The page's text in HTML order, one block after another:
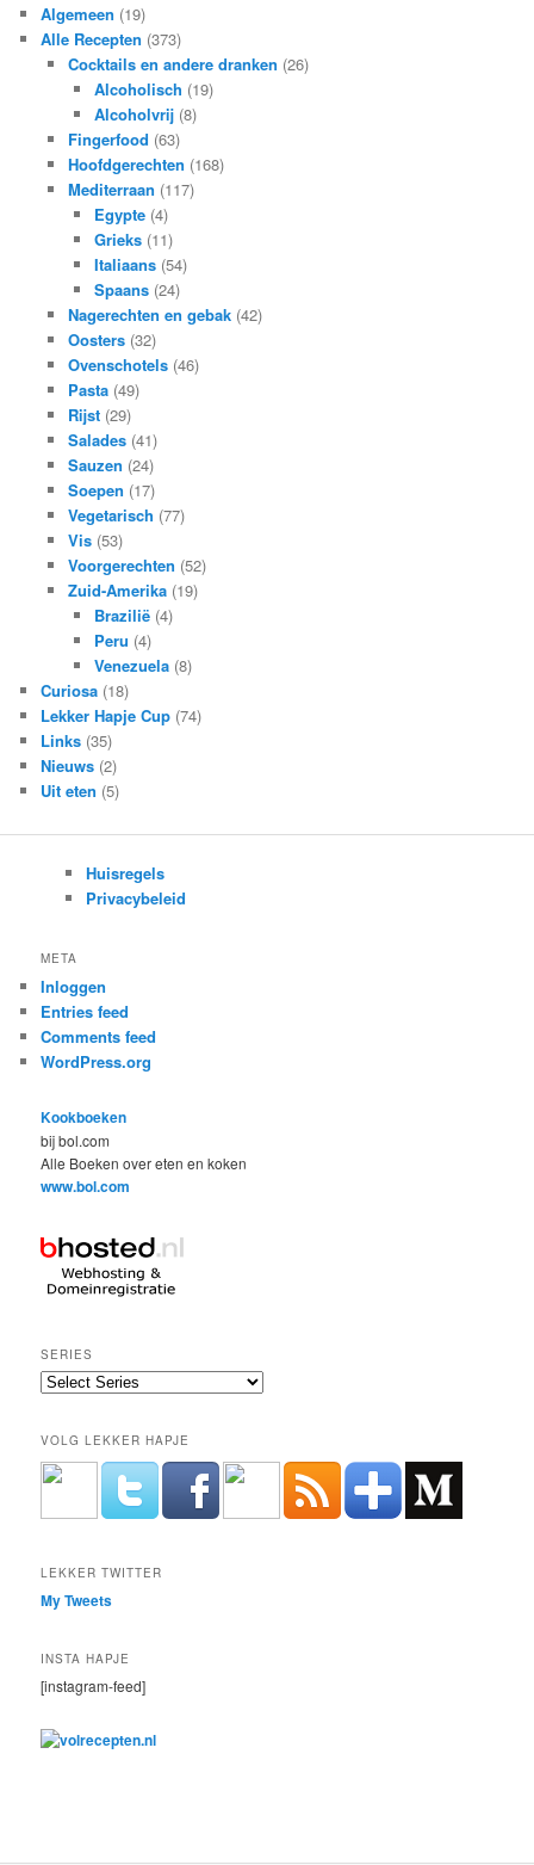
Algemeen (19)
Alle Recepten (373)
Cocktails en andere dranken (26)
Alcoholisch (19)
Alcoholvrij (8)
Fingerfood (63)
Hoofdgerechten (168)
Mediterraan (117)
Egypte (4)
Grieks (11)
Italiaans (54)
Spaans (24)
Nagerechten en gebak(42)
Oosters(32)
Ovenschotels(46)
Pasta(49)
Rijst(29)
Salades(41)
Sauzen (24)
Soepen (17)
Vegetarisch (77)
Vis(53)
Voorgerechten (52)
Zuid-Amerika(19)
Brazilië (4)
Peru (4)
Venezuela (8)
Curiosa (18)
Lekker Hapje Cup (74)
Links (35)
Nieuws (2)
Uit eten (5)
Huisregels
Privacybeleid
META
Inloggen
Entries feed
Comments feed
WordPress.org
Kookboeken
bij bol.com
Alle Boeken over eten en koken
www.bol.com
SERIES
VOLG LEKKER HAPJE
LEKKER TWITTER
My Tweets
INSTA HAPJE
[instagram-feed]